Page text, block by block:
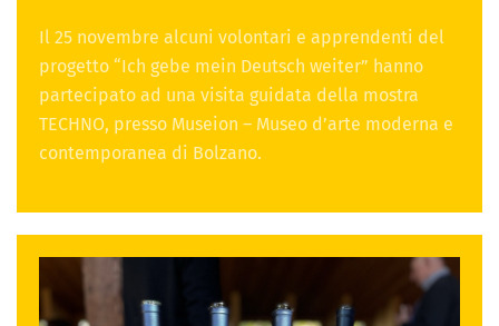
Il 25 novembre alcuni volontari e apprendenti del
progetto “Ich gebe mein Deutsch weiter” hanno
partecipato ad una visita guidata della mostra
TECHNO, presso Museion – Museo d’arte moderna e
contemporanea di Bolzano.